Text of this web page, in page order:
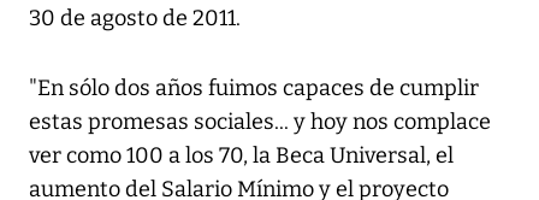
30 de agosto de 2011.
"En sólo dos años fuimos capaces de cumplir
estas promesas sociales... y hoy nos complace
ver como 100 a los 70, la Beca Universal, el
aumento del Salario Mínimo y el proyecto